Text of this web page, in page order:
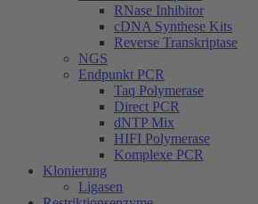
RNase Inhibitor
cDNA Synthese Kits
Reverse Transkriptase
NGS
Endpunkt PCR
Taq Polymerase
Direct PCR
dNTP Mix
HIFI Polymerase
Komplexe PCR
Klonierung
Ligasen